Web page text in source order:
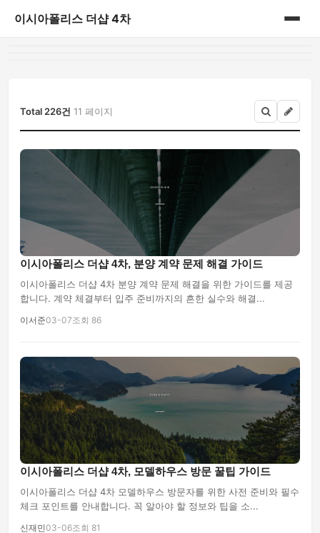
이시아폴리스 더샵 4차
Total 226건 11 페이지
이시아폴리스 더샵 4차, 분양 계약 문제 해결 가이드
이시아폴리스 더샵 4차 분양 계약 문제 해결을 위한 가이드를 제공
합니다. 계약 체결부터 입주 준비까지의 흔한 실수와 해결...
이서준03-07조회 86
이시아폴리스 더샵 4차, 모델하우스 방문 꿀팁 가이드
이시아폴리스 더샵 4차 모델하우스 방문자를 위한 사전 준비와 필수
체크 포인트를 안내합니다. 꼭 알아야 할 정보와 팁을 소...
신재민03-06조회 81